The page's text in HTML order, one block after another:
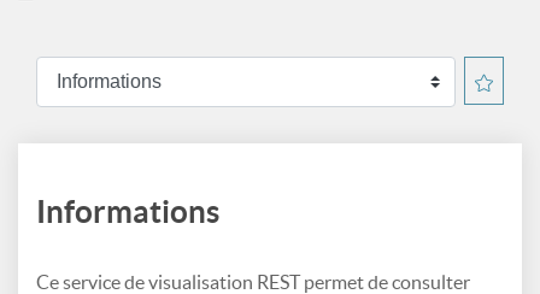
Informations
Ce service de visualisation REST permet de consulter